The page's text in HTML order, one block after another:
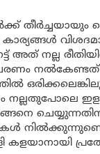
അത് നല്ല
നല്ലതുപോലെ